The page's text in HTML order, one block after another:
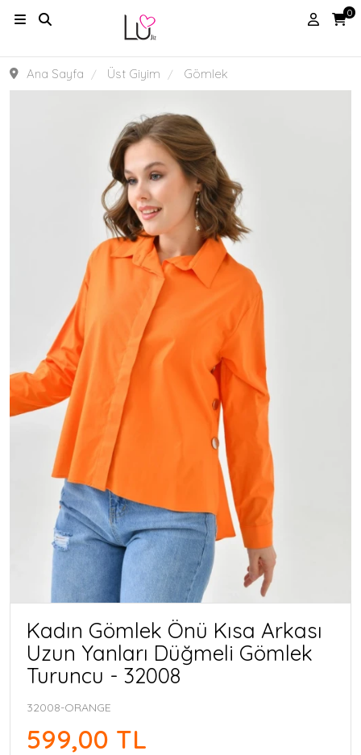
0
Ana Sayfa Üst Giyim Gömlek
Kadın Gömlek Önü Kısa Arkası
Uzun Yanları Düğmeli Gömlek
Turuncu - 32008
32008-ORANGE
599,00 TL